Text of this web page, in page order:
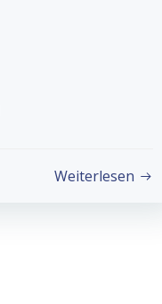
Weiterlesen